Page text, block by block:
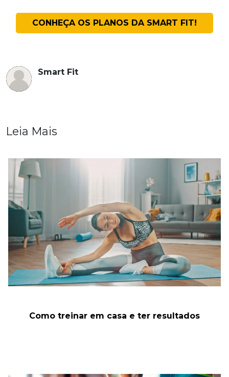
CONHEÇA OS PLANOS DA SMART FIT!
Smart Fit
Leia Mais
Como treinar em casa e ter resultados